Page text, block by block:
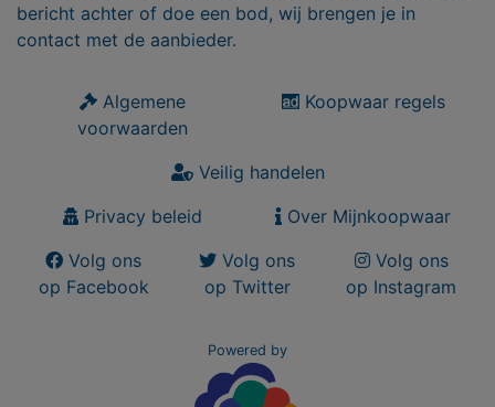
bericht achter of doe een bod, wij brengen je in
contact met de aanbieder.
Algemene
voorwaarden
Koopwaar regels
Veilig handelen
Privacy beleid
Over Mijnkoopwaar
Volg ons
op Facebook
Volg ons
op Twitter
Volg ons
op Instagram
Powered by